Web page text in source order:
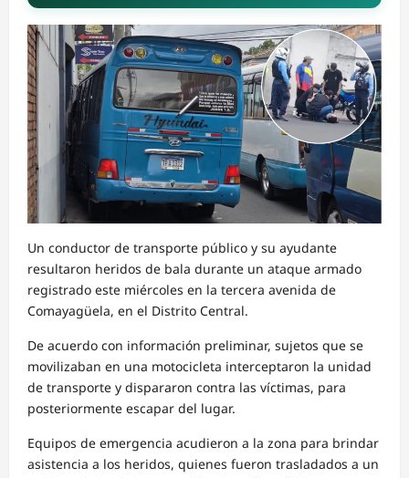
Un conductor de transporte público y su ayudante
resultaron heridos de bala durante un ataque armado
registrado este miércoles en la tercera avenida de
Comayagüela, en el Distrito Central.
De acuerdo con información preliminar, sujetos que se
movilizaban en una motocicleta interceptaron la unidad
de transporte y dispararon contra las víctimas, para
posteriormente escapar del lugar.
Equipos de emergencia acudieron a la zona para brindar
asistencia a los heridos, quienes fueron trasladados a un